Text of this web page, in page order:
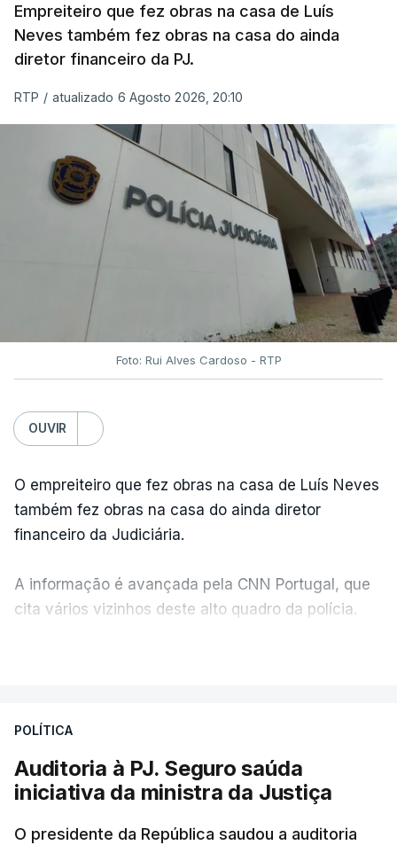
Empreiteiro que fez obras na casa de Luís
Neves também fez obras na casa do ainda
diretor financeiro da PJ.
RTP / atualizado 6 Agosto 2026, 20:10
Foto: Rui Alves Cardoso - RTP
OUVIR
O empreiteiro que fez obras na casa de Luís Neves
também fez obras na casa do ainda diretor
financeiro da Judiciária.
A informação é avançada pela CNN Portugal, que
cita vários vizinhos deste alto quadro da polícia.
apreendido numa operação de droga.
POLÍTICA
Auditoria à PJ. Seguro saúda
iniciativa da ministra da Justiça
O presidente da República saudou a auditoria